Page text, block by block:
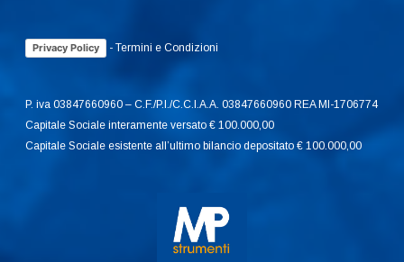
Privacy Policy -Termini e Condizioni
P. iva 03847660960 – C.F./P.I./C.C.I.A.A. 03847660960 REA MI-1706774
Capitale Sociale interamente versato € 100.000,00
Capitale Sociale esistente all’ultimo bilancio depositato € 100.000,00